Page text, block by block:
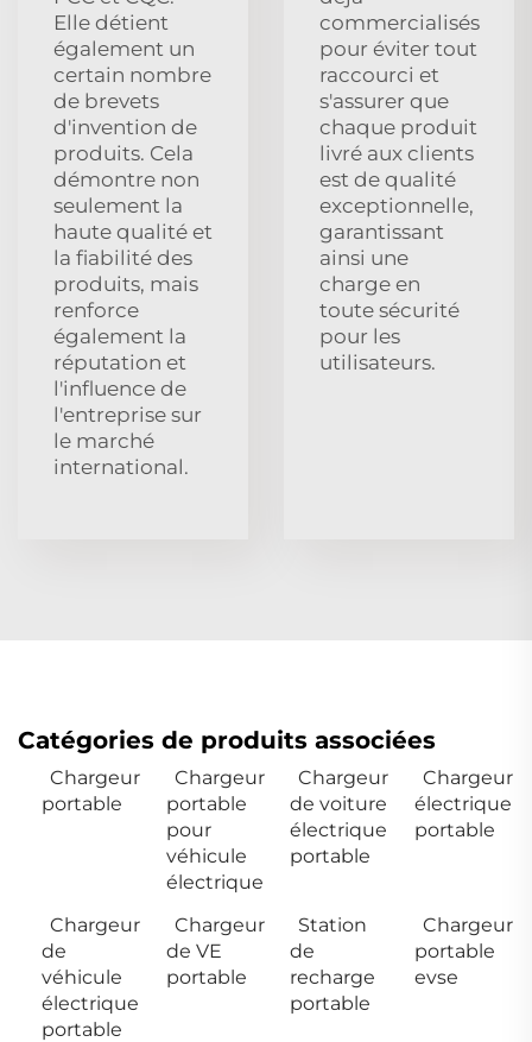
Elle détient
également un
certain nombre
de brevets
d'invention de
produits. Cela
démontre non
seulement la
haute qualité et
la fiabilité des
produits, mais
renforce
également la
réputation et
l'influence de
l'entreprise sur
le marché
international.
commercialisés
pour éviter tout
raccourci et
s'assurer que
chaque produit
livré aux clients
est de qualité
exceptionnelle,
garantissant
ainsi une
charge en
toute sécurité
pour les
utilisateurs.
Catégories de produits associées
Chargeur
portable
Chargeur
portable
pour
véhicule
électrique
Chargeur
de voiture
électrique
portable
Chargeur
électrique
portable
Chargeur
de
véhicule
électrique
portable
Chargeur
de VE
portable
Station
de
recharge
portable
Chargeur
portable
evse